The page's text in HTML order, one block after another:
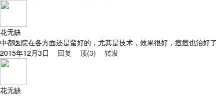
花无缺
中都医院在各方面还是蛮好的，尤其是技术，效果很好，痘痘也治好了
2015年12月3日
回复 顶(3) 转发
花无缺